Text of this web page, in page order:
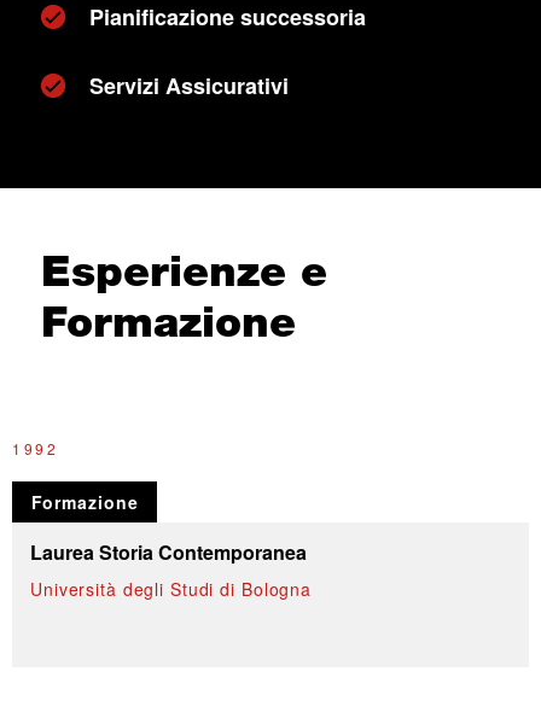
Pianificazione successoria
Servizi Assicurativi
Esperienze e
Formazione
1992
Formazione
Laurea Storia Contemporanea
Università degli Studi di Bologna